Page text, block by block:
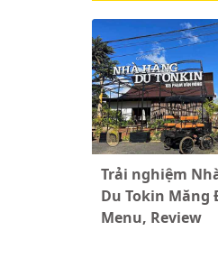
Trải nghiệm
Du Tokin Măng
Menu, Review